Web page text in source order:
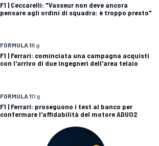
F1 | Ceccarelli: "Vasseur non deve ancora
pensare agli ordini di squadra: è troppo presto"
FORMULA 18 g
F1 | Ferrari: cominciata una campagna acquisti
con l'arrivo di due ingegneri dell'area telaio
FORMULA 111 g
F1 | Ferrari: proseguono i test al banco per
confermare l'affidabilità del motore ADUO2